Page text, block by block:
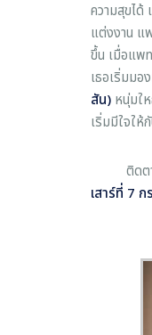
ความสุขได้
แต่งงาน แ
ขึ้น เมื่อแพ
เธอเริ่มมอ
สัน) หนุ่มใ
เริ่มมีใจให้
ติด
เสาร์ที่ 7